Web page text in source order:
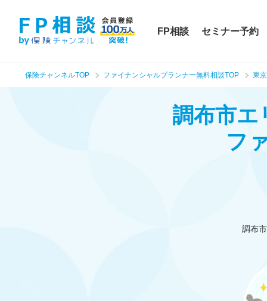
FP相談 セミナー予約
保険チャンネルTOP ファイナンシャルプランナー無料相談TOP 東
調布市エ
フ
調布